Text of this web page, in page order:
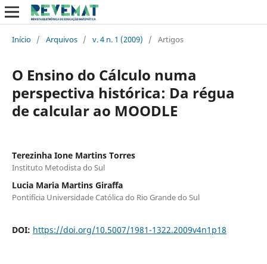
Início / Arquivos / v. 4 n. 1 (2009) / Artigos
O Ensino do Cálculo numa
perspectiva histórica: Da régua
de calcular ao MOODLE
Terezinha Ione Martins Torres
Instituto Metodista do Sul
Lucia Maria Martins Giraffa
Pontifícia Universidade Católica do Rio Grande do Sul
DOI: https://doi.org/10.5007/1981-1322.2009v4n1p18